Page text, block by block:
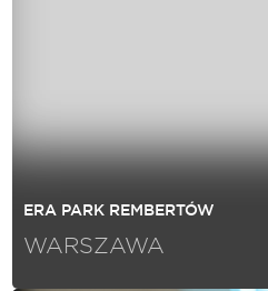
ERA PARK REMBERTÓW
WARSZAWA